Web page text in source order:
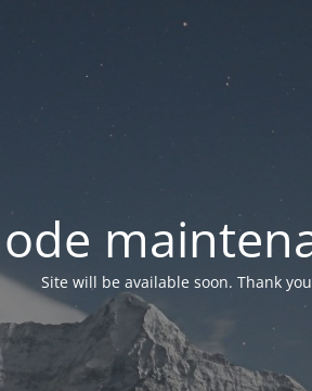
Site will be available soon. Thank